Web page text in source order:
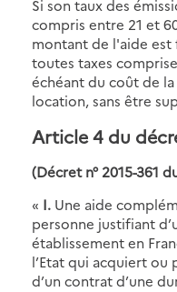
Si son taux des
compris entre 21 et
montant de l'aide est
toutes taxes
échéant du coût de
location, sans être
Article 4 du
(Décret n° 2015-361
« I. Une aide
personne justifiant
établissement en
l’Etat qui acquiert ou
d’un contrat d’une